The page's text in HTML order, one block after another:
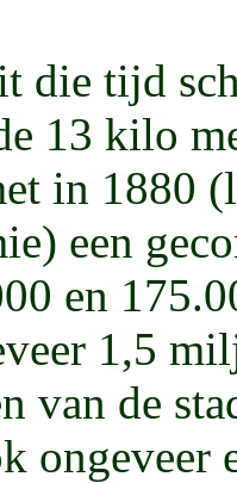
die tijd
13 kilo
in 1880
een
en
1,5
van de
ongeveer